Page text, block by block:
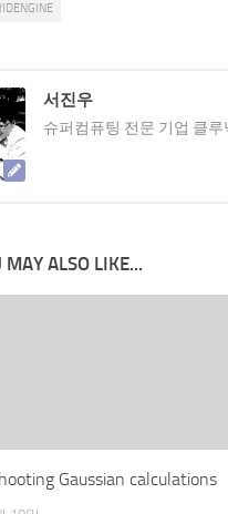
서진우
슈퍼컴퓨팅 전문 기업 클
MAY ALSO LIKE...
Gaussian calculations